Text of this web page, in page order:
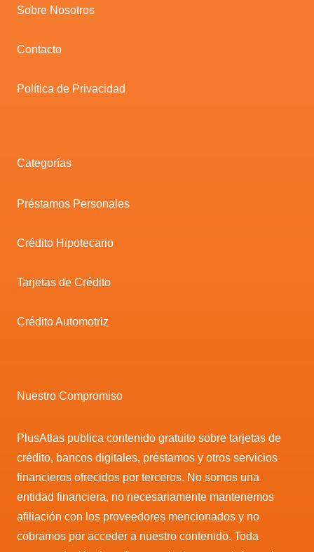
Sobre Nosotros
Contacto
Política de Privacidad
Categorías
Préstamos Personales
Crédito Hipotecario
Tarjetas de Crédito
Crédito Automotriz
Nuestro Compromiso
PlusAtlas publica contenido gratuito sobre tarjetas de
crédito, bancos digitales, préstamos y otros servicios
financieros ofrecidos por terceros. No somos una
entidad financiera, no necesariamente mantenemos
afiliación con los proveedores mencionados y no
cobramos por acceder a nuestro contenido. Toda